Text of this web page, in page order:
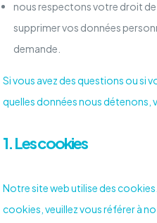
nous respectons votre droit
supprimer vos données
demande.
Si vous avez des questions ou si
quelles données nous détenons,
1. Les cookies
Notre site web utilise des
cookies, veuillez vous référer à